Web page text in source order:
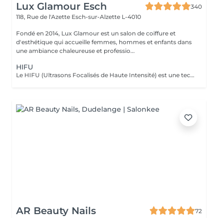
Lux Glamour Esch
340
118, Rue de l'Azette Esch-sur-Alzette L-4010
Fondé en 2014, Lux Glamour est un salon de coiffure et
d'esthétique qui accueille femmes, hommes et enfants dans
une ambiance chaleureuse et professio...
HIFU
Le HIFU (Ultrasons Focalisés de Haute Intensité) est une technique non invasive de lifting et de raffermissement du visage et du corps. Grâce à des ultrasons ciblés, il stimule la production naturelle de collagène et d'élastine, améliorant la fermeté et l'élasticité de la peau. Ce traitement permet de souligner les contours du visage, réduire les rides et raffermir les zones relâchées, sans chirurgie ni injections. Les résultats sont progressifs et naturels, avec un minimum de contraintes et une récupération rapide.
AR Beauty Nails
72